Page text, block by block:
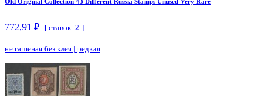
772,91 ₽ [ ставок: 2 ]
не гашеная без клея | редкая